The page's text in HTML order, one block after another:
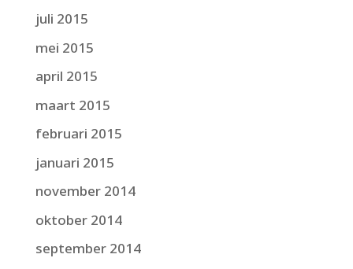
juli 2015
mei 2015
april 2015
maart 2015
februari 2015
januari 2015
november 2014
oktober 2014
september 2014